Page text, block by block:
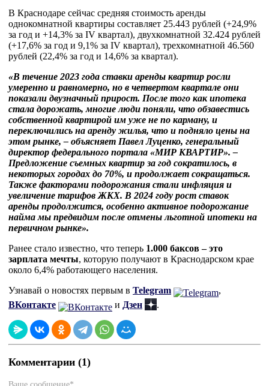
В Краснодаре сейчас средняя стоимость аренды
однокомнатной квартиры составляет 25.443 рублей (+24,9%
за год и +14,3% за IV квартал), двухкомнатной 32.424 рублей
(+17,6% за год и 9,1% за IV квартал), трехкомнатной 46.560
рублей (22,4% за год и 14,6% за квартал).
«В течение 2023 года ставки аренды квартир росли
умеренно и равномерно, но в четвертом квартале они
показали двузначный прирост. После того как ипотека
стала дорожать, многие люди поняли, что обзавестись
собственной квартирой им уже не по карману, и
переключились на аренду жилья, что и подняло цены на
этом рынке, – объясняет Павел Луценко, генеральный
директор федерального портала «МИР КВАРТИР». –
Предложение съемных квартир за год сократилось, в
некоторых городах до 70%, и продолжает сокращаться.
Также факторами подорожания стали инфляция и
увеличение тарифов ЖКХ. В 2024 году рост ставок
аренды продолжится, особенно активное подорожание
найма мы предвидим после отмены льготной ипотеки на
первичном рынке».
Ранее стало известно, что теперь 1.000 баксов – это
зарплата мечты, которую получают в Краснодарском крае
около 6,4% работающего населения.
Узнавай о новостях первым в Telegram
,
ВКонтакте
и Дзен .
Комментарии (1)